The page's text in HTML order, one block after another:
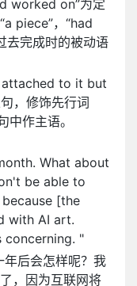
worked on”为定
piece”，“had
去完成时的被动语
attached to it but
，修饰先行词
中作主语。
What about
be able to
[the
with AI art.
concerning. "
年后会怎样呢？我
，因为互联网将